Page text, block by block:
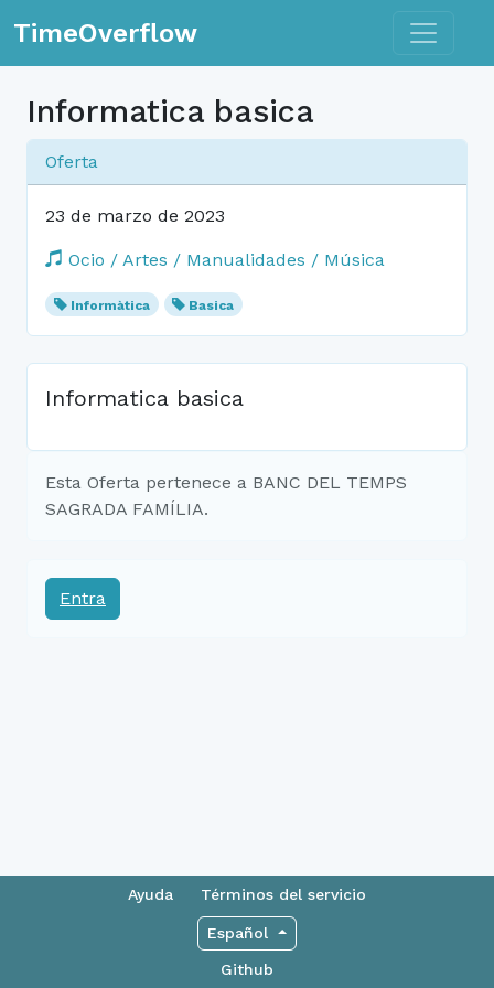
TimeOverflow Toggle
Informatica basica
Oferta
23 de marzo de 2023
Ocio / Artes / Manualidades / Música
Informàtica Basica
Informatica basica
Esta Oferta pertenece a BANC DEL TEMPS
SAGRADA FAMÍLIA.
Entra
Ayuda Términos del servicio
Español
Github